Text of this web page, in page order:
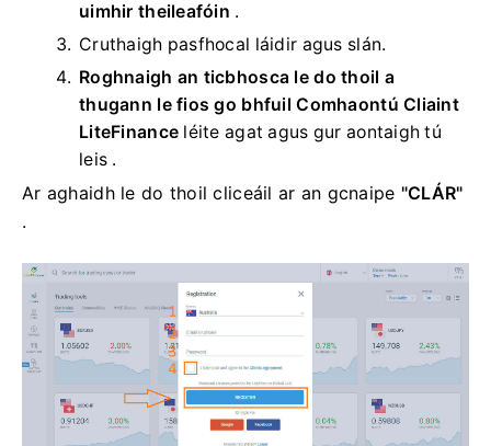
uimhir theileafóin .
Cruthaigh pasfhocal láidir agus slán.
Roghnaigh an ticbhosca le do thoil a
thugann le fios go bhfuil Comhaontú Cliaint
LiteFinance léite agat agus gur aontaigh tú
leis .
Ar aghaidh le do thoil cliceáil ar an gcnaipe "CLÁR"
.